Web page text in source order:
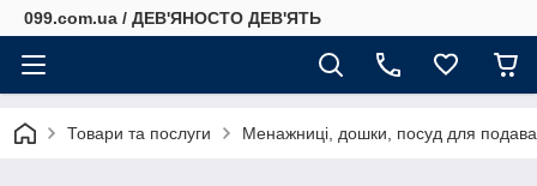
099.com.ua / ДЕВ'ЯНОСТО ДЕВ'ЯТЬ
Товари та послуги Менажниці, дошки, посуд для